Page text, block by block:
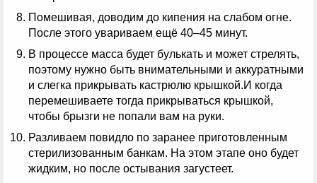
Помешивая, доводим до кипения на слабом огне.
После этого увариваем ещё 40–45 минут.
В процессе масса будет булькать и может стрелять,
поэтому нужно быть внимательными и аккуратными
и слегка прикрывать кастрюлю крышкой.И когда
перемешиваете тогда прикрываться крышкой,
чтобы брызги не попали вам на руки.
Разливаем повидло по заранее приготовленным
стерилизованным банкам. На этом этапе оно будет
жидким, но после остывания загустеет.